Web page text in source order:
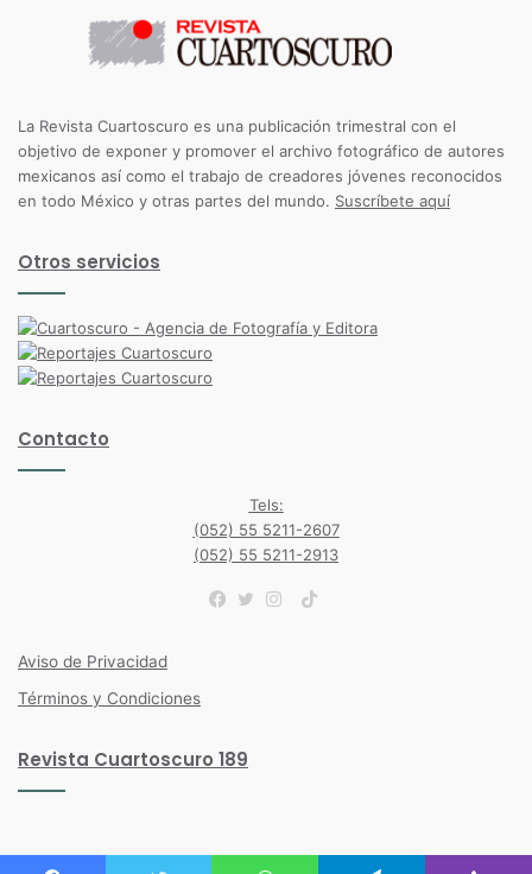
La Revista Cuartoscuro es una publicación trimestral con el
objetivo de exponer y promover el archivo fotográfico de autores
mexicanos así como el trabajo de creadores jóvenes reconocidos
en todo México y otras partes del mundo. Suscríbete aquí
Otros servicios
Contacto
Tels:
(052) 55 5211-2607
(052) 55 5211-2913
TikTok
Aviso de Privacidad
Términos y Condiciones
Revista Cuartoscuro 189